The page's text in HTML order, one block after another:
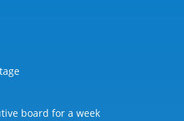
board for a week